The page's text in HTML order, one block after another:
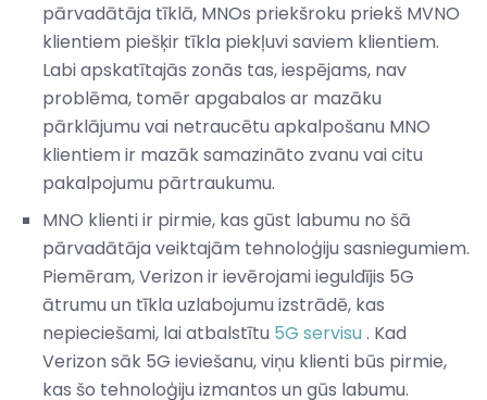
pārvadātāja tīklā, MNOs priekšroku priekš MVNO
klientiem piešķir tīkla piekļuvi saviem klientiem.
Labi apskatītajās zonās tas, iespējams, nav
problēma, tomēr apgabalos ar mazāku
pārklājumu vai netraucētu apkalpošanu MNO
klientiem ir mazāk samazināto zvanu vai citu
pakalpojumu pārtraukumu.
MNO klienti ir pirmie, kas gūst labumu no šā
pārvadātāja veiktajām tehnoloģiju sasniegumiem.
Piemēram, Verizon ir ievērojami ieguldījis 5G
ātrumu un tīkla uzlabojumu izstrādē, kas
nepieciešami, lai atbalstītu 5G servisu. Kad
Verizon sāk 5G ieviešanu, viņu klienti būs pirmie,
kas šo tehnoloģiju izmantos un gūs labumu.